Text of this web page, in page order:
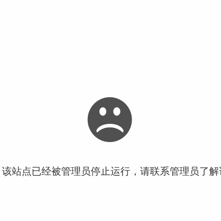
站点已经被管理员停止运行，请联系管理员了